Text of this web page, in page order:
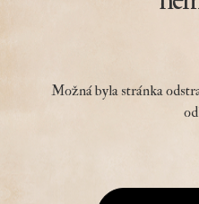
Možná byla stránka